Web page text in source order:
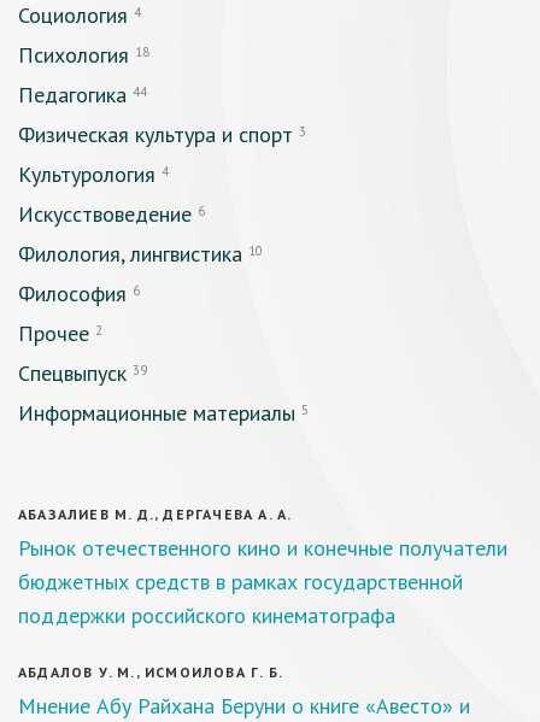
Социология 4
Психология 18
Педагогика 44
Физическая культура и спорт 3
Культурология 4
Искусствоведение 6
Филология, лингвистика 10
Философия 6
Прочее 2
Спецвыпуск 39
Информационные материалы 5
АБАЗАЛИЕВ М. Д., ДЕРГАЧЕВА А. А.
Рынок отечественного кино и конечные получатели
бюджетных средств в рамках государственной
поддержки российского кинематографа
АБДАЛОВ У. М., ИСМОИЛОВА Г. Б.
Мнение Абу Райхана Беруни о книге «Авесто» и